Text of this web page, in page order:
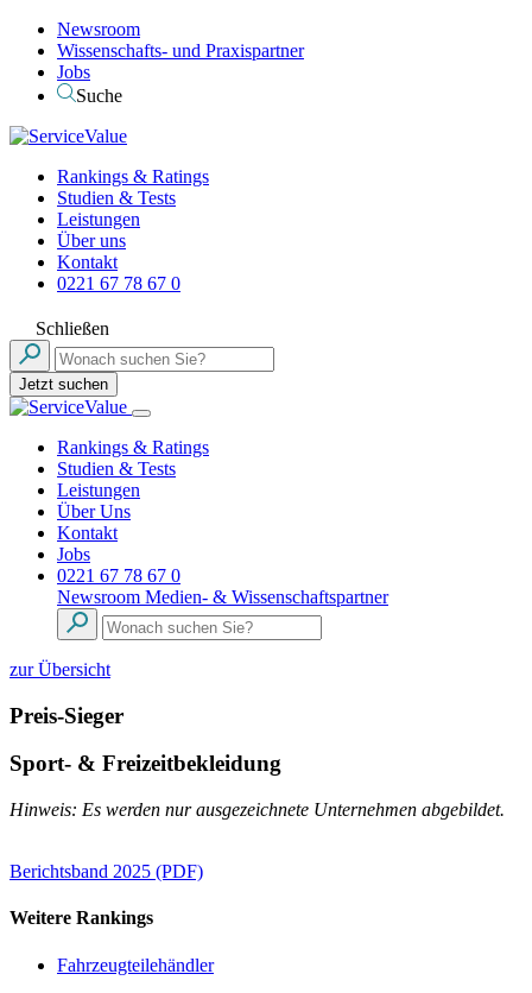
Newsroom
Wissenschafts- und Praxispartner
Jobs
Suche
Rankings & Ratings
Studien & Tests
Leistungen
Über uns
Kontakt
0221 67 78 67 0
Schließen
Jetzt suchen
Rankings & Ratings
Studien & Tests
Leistungen
Über Uns
Kontakt
Jobs
0221 67 78 67 0
Newsroom Medien- & Wissenschaftspartner
zur Übersicht
Preis-Sieger
Sport- & Freizeitbekleidung
Hinweis: Es werden nur ausgezeichnete Unternehmen abgebildet.
Berichtsband 2025 (PDF)
Weitere Rankings
Fahrzeugteilehändler